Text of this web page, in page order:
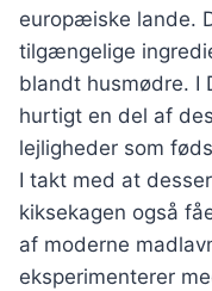
europæiske lande.
tilgængelige
blandt husmødre. I
hurtigt en del af
lejligheder som
I takt med at
kiksekagen også
af moderne
eksperimenterer